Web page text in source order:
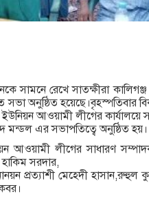
সামনে রেখে সাতক্ষীরা
সভা অনুষ্ঠিত হয়েছে।বৃহস্পতিবার
আওয়ামী লীগের কার্যালয়ে
মন্ডল এর সভাপতিত্বে অনুষ্ঠিত হয়।
আওয়ামী লীগের সাধারণ
সরদার,
প্রত্যাশী মেহেদী হাসান,রুহুল